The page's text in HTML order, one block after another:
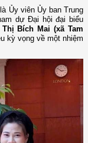
Ủy viên Ủy ban Trung
dự Đại hội đại biểu
Thị Bích Mai (xã Tam
kỳ vọng về một nhiệm